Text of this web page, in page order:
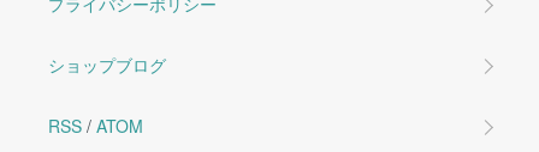
ショップブログ
RSS / ATOM